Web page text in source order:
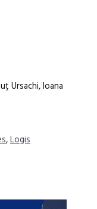
Ursachi, Ioana
,Logis